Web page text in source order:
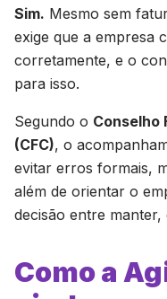
Sim. Mesmo sem
exige que a empresa
corretamente, e o
para isso.
Segundo o Conselho
(CFC), o
evitar erros formais,
além de orientar o
decisão entre
Como a